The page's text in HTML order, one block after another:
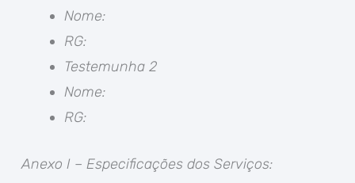
Nome:
RG:
Testemunha 2
Nome:
RG:
Anexo I – Especificações dos Serviços: